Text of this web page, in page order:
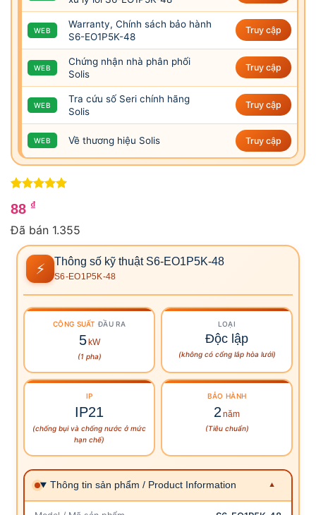
WEB
Warranty, Chính sách bảo hành
S6-EO1P5K-48
Truy cập
WEB
Chứng nhận nhà phân phối
Solis
Truy cập
WEB
Tra cứu số Seri chính hãng
Solis
Truy cập
WEB Về thương hiệu Solis Truy cập
trên 5
dựa trên
88 ₫
Đã bán 1.355
⚡ Thông số kỹ thuật S6-EO1P5K-48
S6-EO1P5K-48
CÔNG SUẤT ĐẦU RA
5kW
(1 pha)
LOẠI
Độc lập
(không có cổng lắp hòa lưới)
IP
IP21
(chống bụi và chống nước ở mức
hạn chế)
BẢO HÀNH
2 năm
(Tiêu chuẩn)
Thông tin sản phẩm / Product Information